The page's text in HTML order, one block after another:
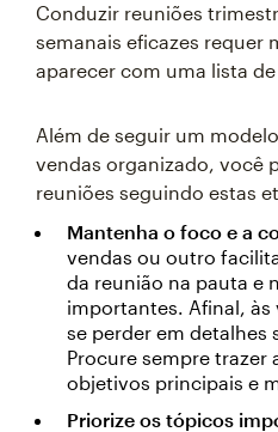
Conduzir reuniões
semanais eficazes requer
aparecer com uma lista
Além de seguir um
vendas organizado, você
reuniões seguindo estas
Mantenha o foco e a
vendas ou outro
da reunião na pauta e
importantes. Afinal, às
se perder em detalhes
Procure sempre trazer
objetivos principais e
Priorize os tópicos